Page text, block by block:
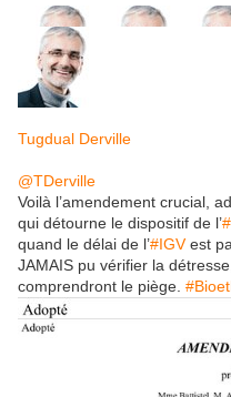
Tugdual Derville
@TDerville
Voilà l’amendement crucial,
qui détourne le dispositif de l’
quand le délai de l’#IGVest
JAMAIS pu vérifier la
comprendront le piège.